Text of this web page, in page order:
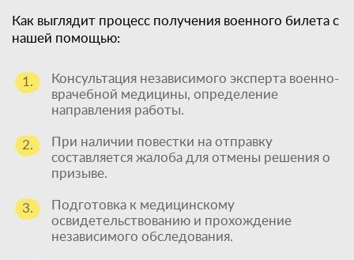
Как выглядит процесс получения военного билета с
нашей помощью:
1.
Консультация независимого эксперта военно-
врачебной медицины, определение
направления работы.
2.
При наличии повестки на отправку
составляется жалоба для отмены решения о
призыве.
3.
Подготовка к медицинскому
освидетельствованию и прохождение
независимого обследования.